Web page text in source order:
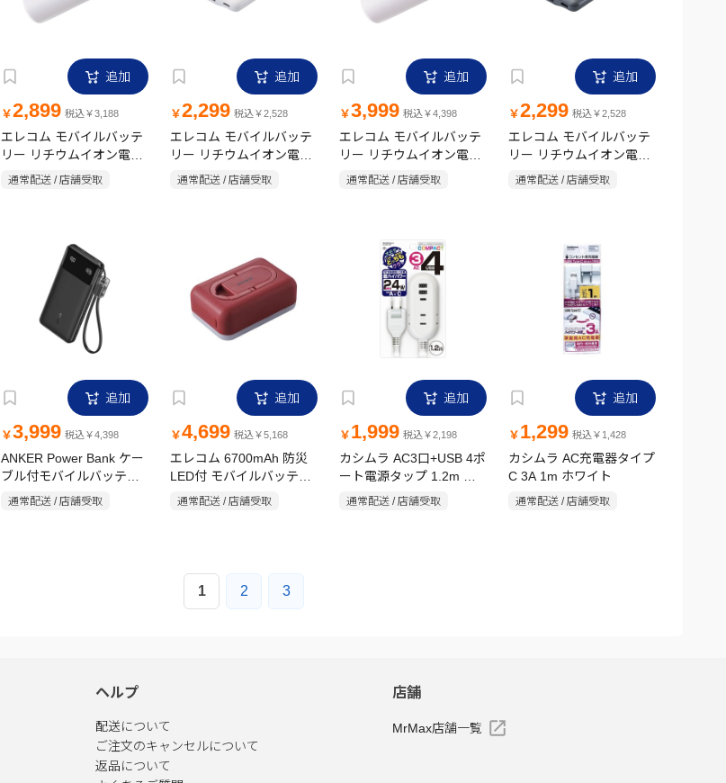
追加
￥2,899 税込￥3,188
エレコム モバイルバッテ
リー リチウムイオン電池
直挿し 180度スイングコ
通常配送 / 店舗受取
追加
￥2,299 税込￥2,528
エレコム モバイルバッテ
リー リチウムイオン電池
薄型 5000mAh USB
通常配送 / 店舗受取
追加
￥3,999 税込￥4,398
エレコム モバイルバッテ
リー リチウムイオン電池
直挿し 180度スイングコ
通常配送 / 店舗受取
追加
￥2,299 税込￥2,528
エレコム モバイルバッテ
リー リチウムイオン電池
薄型 5000mAh USB
通常配送 / 店舗受取
追加
￥3,999 税込￥4,398
ANKER Power Bank ケー
ブル付モバイルバッテリ
ー A1388N11
通常配送 / 店舗受取
追加
￥4,699 税込￥5,168
エレコム 6700mAh 防災
LED付 モバイルバッテリ
ー 平型 レッド
通常配送 / 店舗受取
追加
￥ 1,999 税込￥2,198
カシムラ AC3口+USB 4ポ
ート電源タップ 1.2m ホ
ワイト
通常配送 / 店舗受取
追加
￥ 1,299 税込￥1,428
カシムラ AC充電器タイプ
C 3A 1m ホワイト
通常配送 / 店舗受取
1 2 3
ヘルプ
配送について
ご注文のキャンセルについて
返品について
店舗
MrMax店舗一覧